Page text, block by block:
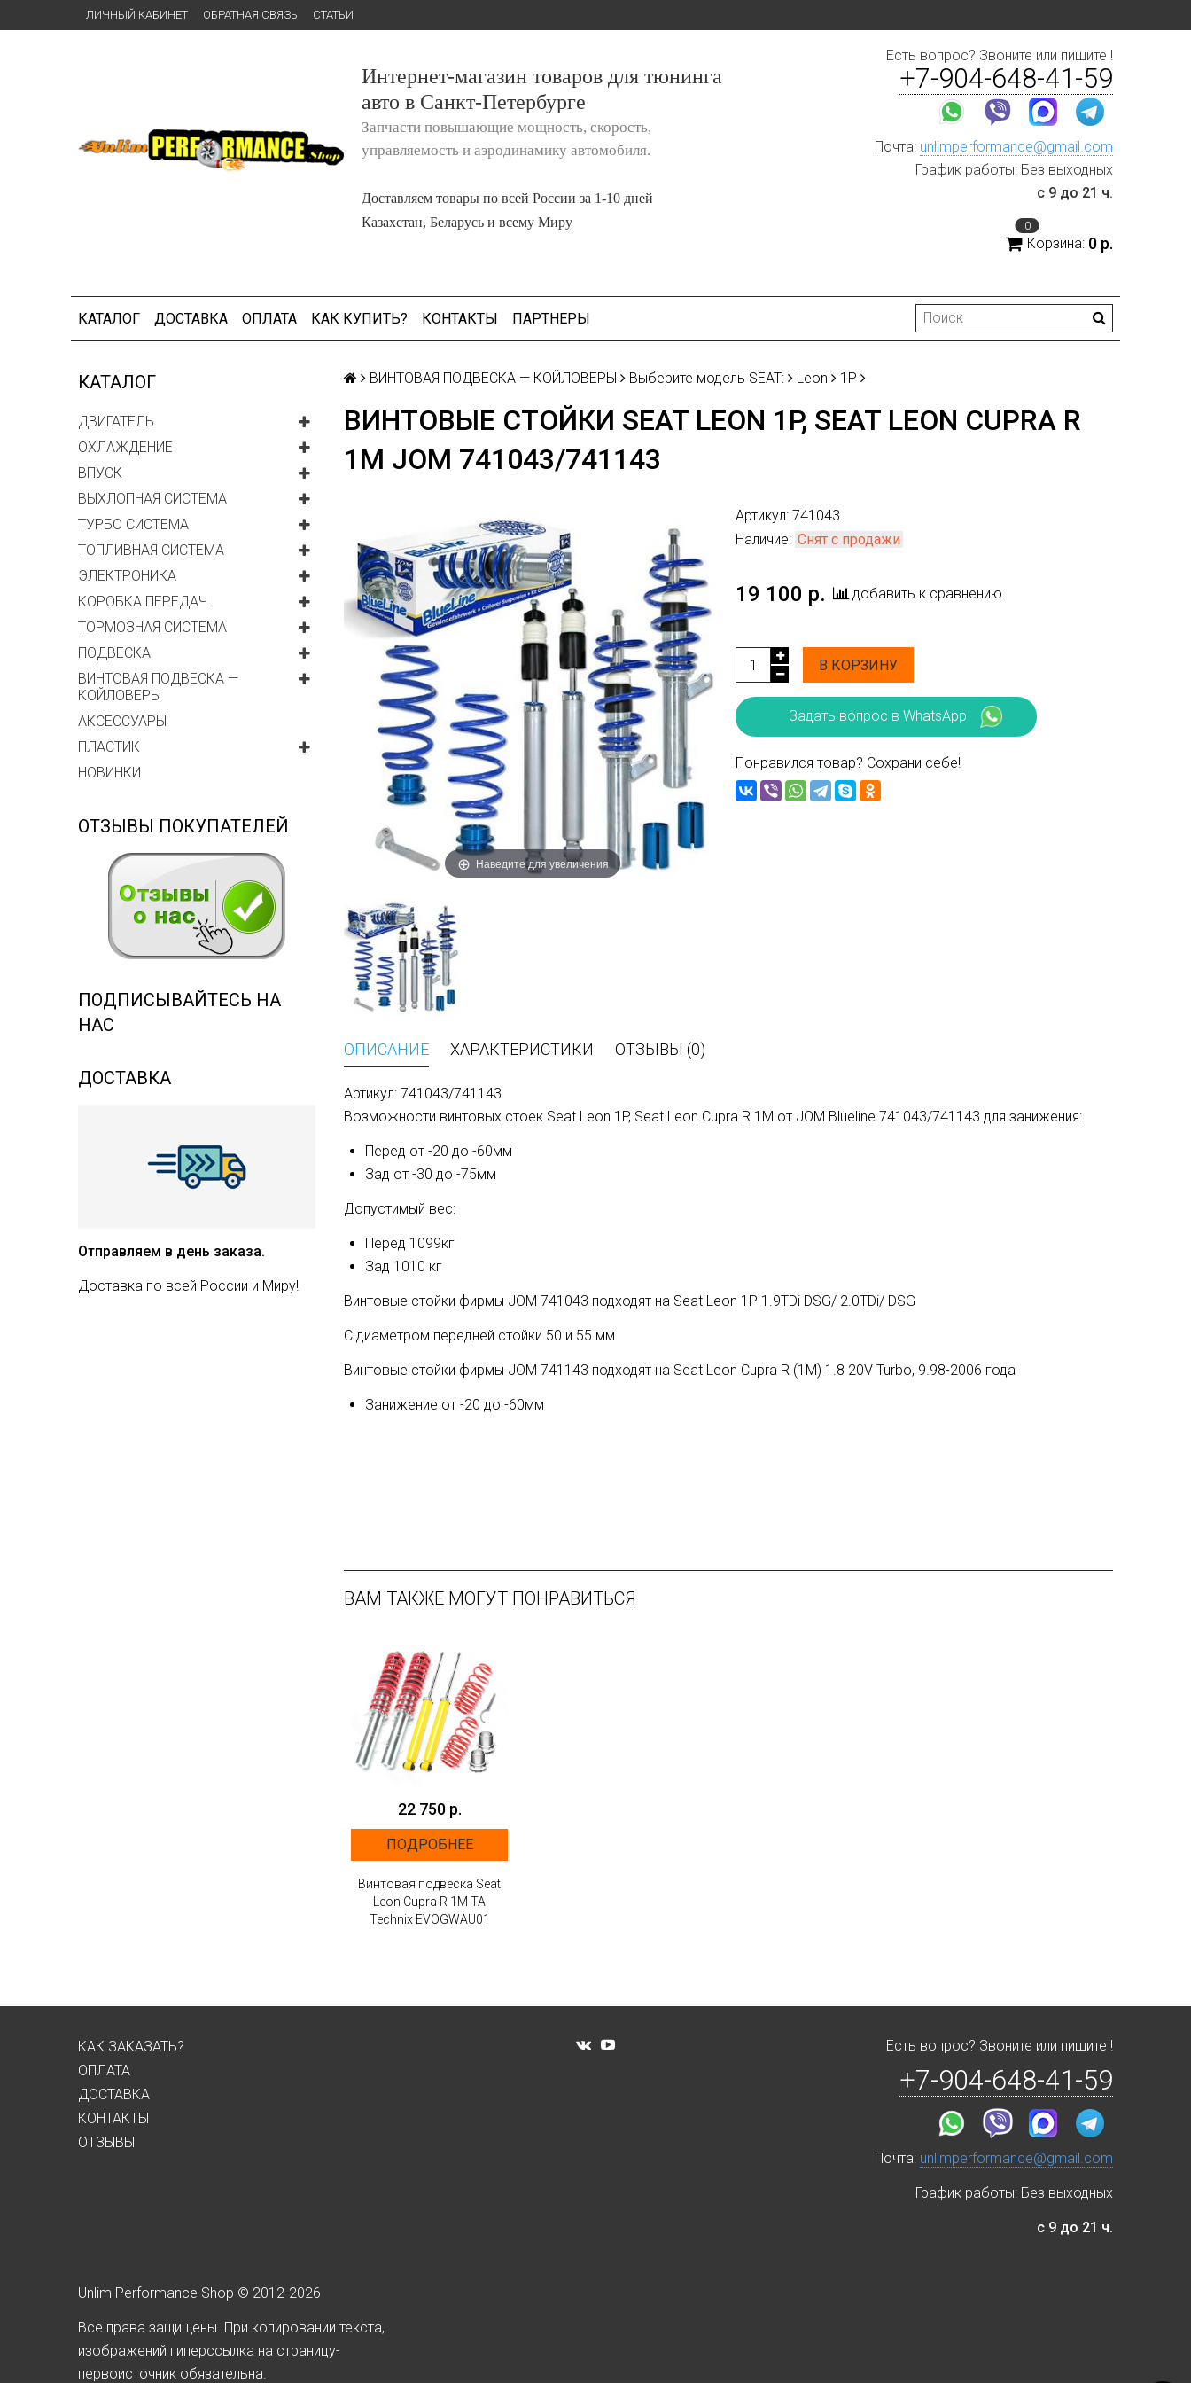
ЛИЧНЫЙ КАБИНЕТ ОБРАТНАЯ СВЯЗЬ СТАТЬИ
Интернет-магазин товаров для тюнинга
авто в Санкт-Петербурге
Запчасти повышающие мощность, скорость,
управляемость и аэродинамику автомобиля.
Доставляем товары по всей России за 1-10 дней
Казахстан, Беларусь и всему Миру
Есть вопрос? Звоните или пишите !
+7-904-648-41-59
Почта: unlimperformance@gmail.com
График работы: Без выходных
с 9 до 21 ч.
0
Корзина: 0 р.
КАТАЛОГ ДОСТАВКА ОПЛАТА КАК КУПИТЬ? КОНТАКТЫ ПАРТНЕРЫ
КАТАЛОГ
ДВИГАТЕЛЬ
ОХЛАЖДЕНИЕ
ВПУСК
ВЫХЛОПНАЯ СИСТЕМА
ТУРБО СИСТЕМА
ТОПЛИВНАЯ СИСТЕМА
ЭЛЕКТРОНИКА
КОРОБКА ПЕРЕДАЧ
ТОРМОЗНАЯ СИСТЕМА
ПОДВЕСКА
ВИНТОВАЯ ПОДВЕСКА —
КОЙЛОВЕРЫ
АКСЕССУАРЫ
ПЛАСТИК
НОВИНКИ
ОТЗЫВЫ ПОКУПАТЕЛЕЙ
ПОДПИСЫВАЙТЕСЬ НА
НАС
ДОСТАВКА
Отправляем в день заказа.
Доставка по всей России и Миру!
ВИНТОВАЯ ПОДВЕСКА — КОЙЛОВЕРЫ Выберите модель SEAT: Leon 1P
ВИНТОВЫЕ СТОЙКИ SEAT LEON 1P, SEAT LEON CUPRA R
1M JOM 741043/741143
Наведите для увеличения
Артикул: 741043
Наличие: Снят с продажи
19 100 р. добавить к сравнению
В КОРЗИНУ
Задать вопрос в WhatsApp
Понравился товар? Сохрани себе!
ОПИСАНИЕ ХАРАКТЕРИСТИКИ ОТЗЫВЫ (0)
Артикул: 741043/741143
Возможности винтовых стоек Seat Leon 1P, Seat Leon Cupra R 1M от JOM Blueline 741043/741143 для занижения:
Перед от -20 до -60мм
Зад от -30 до -75мм
Допустимый вес:
Перед 1099кг
Зад 1010 кг
Винтовые стойки фирмы JOM 741043 подходят на Seat Leon 1P 1.9TDi DSG/ 2.0TDi/ DSG
C диаметром передней стойки 50 и 55 мм
Винтовые стойки фирмы JOM 741143 подходят на Seat Leon Cupra R (1M) 1.8 20V Turbo, 9.98-2006 года
Занижение от -20 до -60мм
ВАМ ТАКЖЕ МОГУТ ПОНРАВИТЬСЯ
22 750 р.
ПОДРОБНЕЕ
Винтовая подвеска Seat
Leon Cupra R 1M TA
Technix EVOGWAU01
КАК ЗАКАЗАТЬ?
ОПЛАТА
ДОСТАВКА
КОНТАКТЫ
ОТЗЫВЫ
Есть вопрос? Звоните или пишите !
+7-904-648-41-59
Почта: unlimperformance@gmail.com
График работы: Без выходных
с 9 до 21 ч.
Unlim Performance Shop © 2012-2026
Все права защищены. При копировании текста,
изображений гиперссылка на страницу-
первоисточник обязательна.